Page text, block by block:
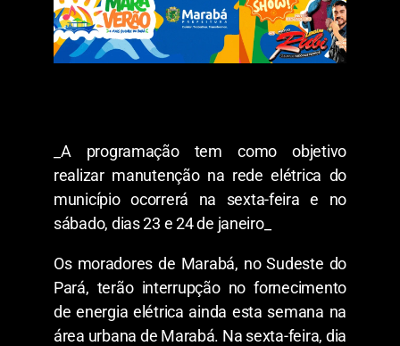
_A programação tem como objetivo
realizar manutenção na rede elétrica do
município ocorrerá na sexta-feira e no
sábado, dias 23 e 24 de janeiro_
Os moradores de Marabá, no Sudeste do
Pará, terão interrupção no fornecimento
de energia elétrica ainda esta semana na
área urbana de Marabá. Na sexta-feira, dia